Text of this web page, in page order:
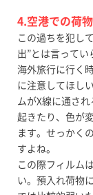
4.空港での荷
この過ちを犯し
出”とは言ってい
海外旅行に行く
に注意してほし
ムがX線に通さ
起きたり、色が
ます。せっかく
すよね。
この際フィルム
い。預入れ荷物